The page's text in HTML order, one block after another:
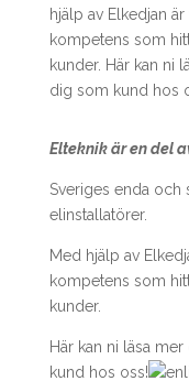
hjälp av Elkedjan
kompetens som
kunder. Här kan ni
dig som kund hos
Elteknik är en del
Sveriges enda och
elinstallatörer.
Med hjälp av
kompetens som
kunder.
Här kan ni läsa
kund hos oss!